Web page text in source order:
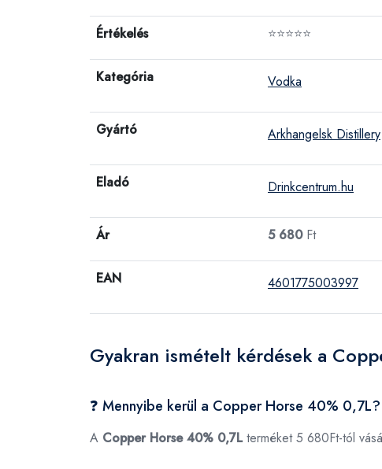
Értékelés ⭐⭐⭐⭐⭐
Kategória Vodka
Gyártó Arkhangelsk Distillery
Eladó Drinkcentrum.hu
Ár 5 680Ft
EAN 4601775003997
Gyakran ismételt kérdések a
❓ Mennyibe kerül a Copper Horse 40% 0,7L?
A Copper Horse 40% 0,7Lterméket 5 680Ft-tól